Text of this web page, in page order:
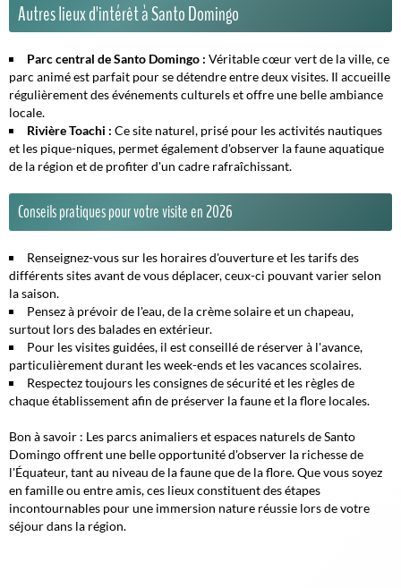
Autres lieux d'intérêt à Santo Domingo
Parc central de Santo Domingo : Véritable cœur vert de la ville, ce
parc animé est parfait pour se détendre entre deux visites. Il accueille
régulièrement des événements culturels et offre une belle ambiance
locale.
Rivière Toachi : Ce site naturel, prisé pour les activités nautiques
et les pique-niques, permet également d'observer la faune aquatique
de la région et de profiter d'un cadre rafraîchissant.
Conseils pratiques pour votre visite en 2026
Renseignez-vous sur les horaires d'ouverture et les tarifs des
différents sites avant de vous déplacer, ceux-ci pouvant varier selon
la saison.
Pensez à prévoir de l'eau, de la crème solaire et un chapeau,
surtout lors des balades en extérieur.
Pour les visites guidées, il est conseillé de réserver à l'avance,
particulièrement durant les week-ends et les vacances scolaires.
Respectez toujours les consignes de sécurité et les règles de
chaque établissement afin de préserver la faune et la flore locales.
Bon à savoir : Les parcs animaliers et espaces naturels de Santo
Domingo offrent une belle opportunité d'observer la richesse de
l'Équateur, tant au niveau de la faune que de la flore. Que vous soyez
en famille ou entre amis, ces lieux constituent des étapes
incontournables pour une immersion nature réussie lors de votre
séjour dans la région.